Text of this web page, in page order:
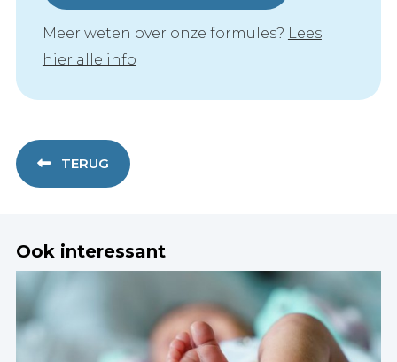
Meer weten over onze formules? Lees
hier alle info
TERUG
Ook interessant